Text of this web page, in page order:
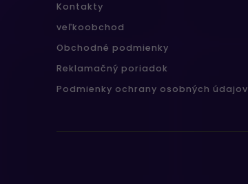
Kontakty
veľkoobchod
Obchodné podmienky
Reklamačný poriadok
Podmienky ochrany osobných údajov